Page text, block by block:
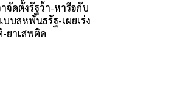
จัดตั้งรัฐว้า-หารือกับ
บสหพันธรัฐ-เผยเร่ง
ยาเสพติด